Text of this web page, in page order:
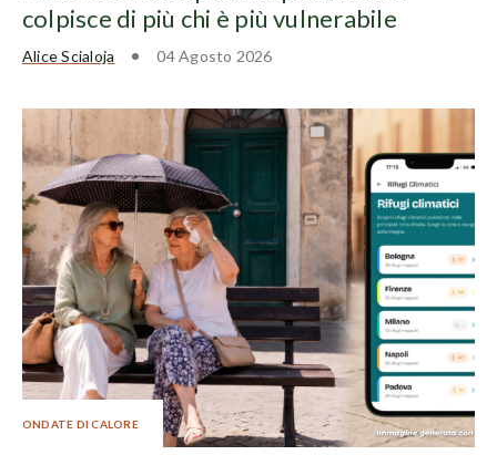
colpisce di più chi è più vulnerabile
Alice Scialoja 04 Agosto 2026
ONDATE DI CALORE